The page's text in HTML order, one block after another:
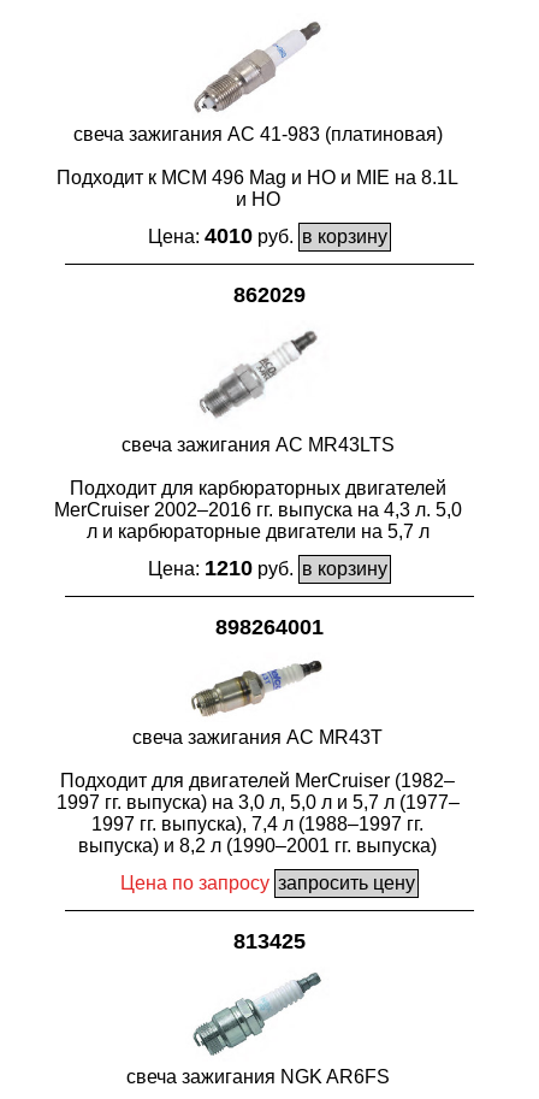
свеча зажигания AC 41-983 (платиновая)
Подходит к MCM 496 Mag и HO и MIE на 8.1L
и HO
Цена: 4010 руб.
862029
свеча зажигания AC MR43LTS
Подходит для карбюраторных двигателей
MerCruiser 2002–2016 гг. выпуска на 4,3 л. 5,0
л и карбюраторные двигатели на 5,7 л
Цена: 1210 руб.
898264001
свеча зажигания AC MR43T
Подходит для двигателей MerCruiser (1982–
1997 гг. выпуска) на 3,0 л, 5,0 л и 5,7 л (1977–
1997 гг. выпуска), 7,4 л (1988–1997 гг.
выпуска) и 8,2 л (1990–2001 гг. выпуска)
Цена по запросу
813425
свеча зажигания NGK AR6FS